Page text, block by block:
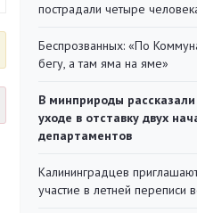
пострадали четыре
Беспрозванных: «По
бегу, а там яма на яме»
В минприроды
уходе в отставку двух
департаментов
Калининградцев
участие в летней переписи